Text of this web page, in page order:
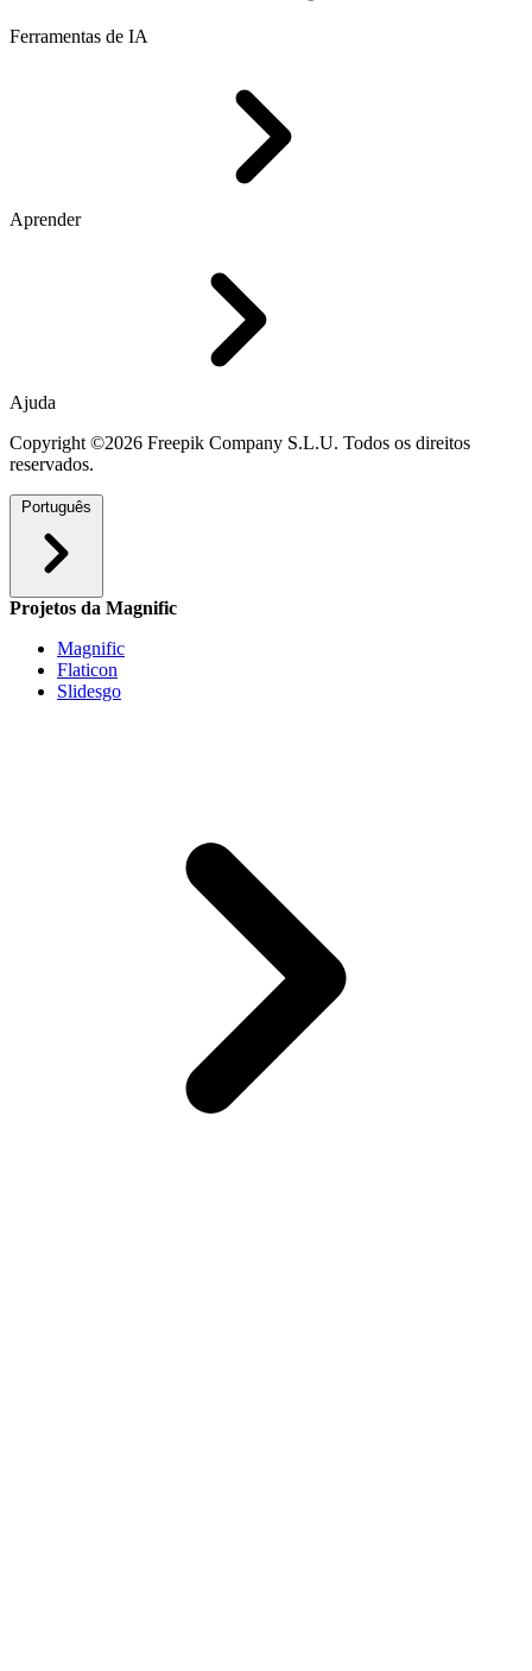
Ferramentas de IA
Aprender
Ajuda
Copyright ©2026 Freepik Company S.L.U. Todos os direitos
reservados.
Português
Projetos da Magnific
Magnific
Flaticon
Slidesgo